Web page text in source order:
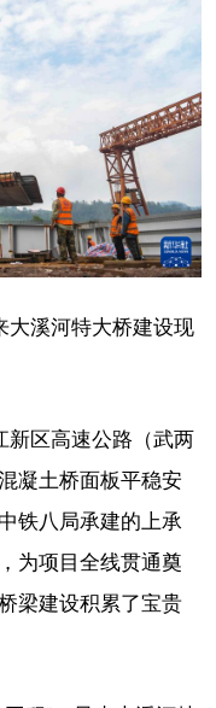
大溪河特大桥建设现
新区高速公路（武两
凝土桥面板平稳安
铁八局承建的上承
为项目全线贯通奠
梁建设积累了宝贵